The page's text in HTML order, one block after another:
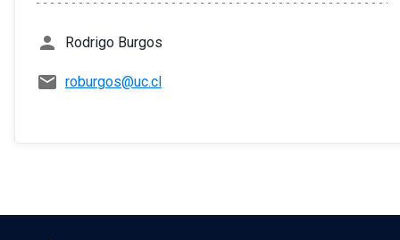
person Rodrigo Burgos
mail roburgos@uc.cl